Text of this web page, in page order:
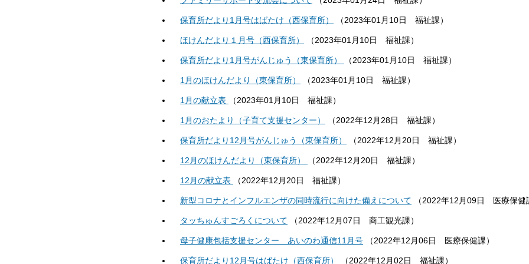
保育所だより1月号はばたけ（西保育所） （ 2023年01月10日 福祉課 ）
ほけんだより１月号（西保育所） （ 2023年01月10日 福祉課 ）
保育所だより1月号がんじゅう（東保育所） （ 2023年01月10日 福祉課 ）
1月のほけんだより（東保育所） （ 2023年01月10日 福祉課 ）
1月の献立表 （ 2023年01月10日 福祉課 ）
1月のおたより（子育て支援センター） （ 2022年12月28日 福祉課 ）
保育所だより12月号がんじゅう（東保育所） （ 2022年12月20日 福祉課 ）
12月のほけんだより（東保育所） （ 2022年12月20日 福祉課 ）
12月の献立表 （ 2022年12月20日 福祉課 ）
新型コロナとインフルエンザの同時流行に向けた備えについて （ 2022年12月09日 医療保健
タッちゅんすごろくについて （ 2022年12月07日 商工観光課 ）
母子健康包括支援センター あいのわ通信11月号 （ 2022年12月06日 医療保健課 ）
保育所だより12月号はばたけ（西保育所） （ 2022年12月02日 福祉課 ）